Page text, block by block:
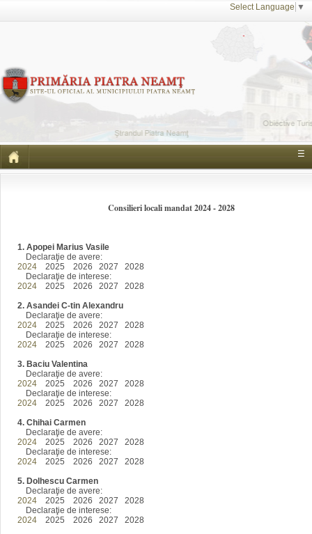
Select Language ▼
☰
Consilieri locali mandat 2024 - 2028
1. Apopei Marius Vasile
Declaraţie de avere:
2024 2025 2026 2027 2028
Declaraţie de interese:
2024 2025 2026 2027 2028
2. Asandei C-tin Alexandru
Declaraţie de avere:
2024 2025 2026 2027 2028
Declaraţie de interese:
2024 2025 2026 2027 2028
3. Baciu Valentina
Declaraţie de avere:
2024 2025 2026 2027 2028
Declaraţie de interese:
2024 2025 2026 2027 2028
4. Chihai Carmen
Declaraţie de avere:
2024 2025 2026 2027 2028
Declaraţie de interese:
2024 2025 2026 2027 2028
5. Dolhescu Carmen
Declaraţie de avere:
2024 2025 2026 2027 2028
Declaraţie de interese:
2024 2025 2026 2027 2028